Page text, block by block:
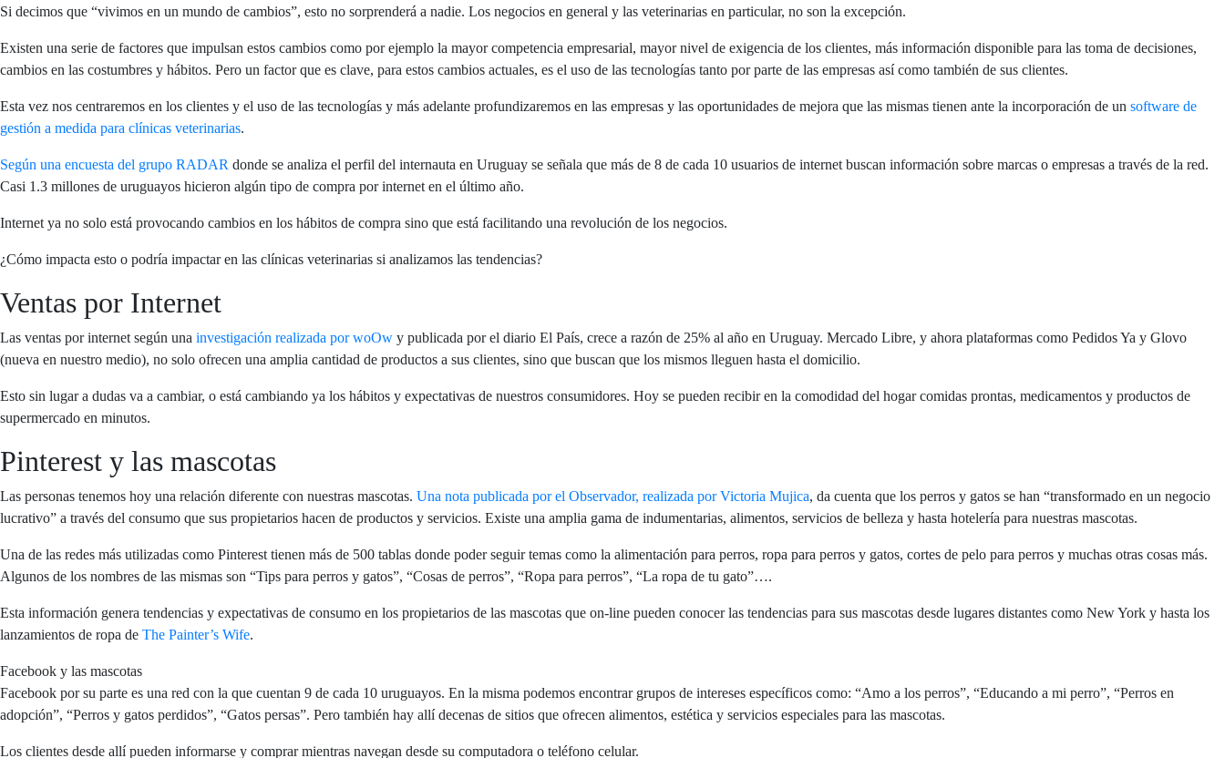
Si decimos que “vivimos en un mundo de cambios”, esto no sorprenderá a nadie. Los negocios en general y las veterinarias en particular, no son la excepción.
Existen una serie de factores que impulsan estos cambios como por ejemplo la mayor competencia empresarial, mayor nivel de exigencia de los clientes, más información disponible para las toma de decisiones,
cambios en las costumbres y hábitos. Pero un factor que es clave, para estos cambios actuales, es el uso de las tecnologías tanto por parte de las empresas así como también de sus clientes.
Esta vez nos centraremos en los clientes y el uso de las tecnologías y más adelante profundizaremos en las empresas y las oportunidades de mejora que las mismas tienen ante la incorporación de un software de
gestión a medida para clínicas veterinarias.
Según una encuesta del grupo RADAR donde se analiza el perfil del internauta en Uruguay se señala que más de 8 de cada 10 usuarios de internet buscan información sobre marcas o empresas a través de la red.
Casi 1.3 millones de uruguayos hicieron algún tipo de compra por internet en el último año.
Internet ya no solo está provocando cambios en los hábitos de compra sino que está facilitando una revolución de los negocios.
¿Cómo impacta esto o podría impactar en las clínicas veterinarias si analizamos las tendencias?
Ventas por Internet
Las ventas por internet según una investigación realizada por woOw y publicada por el diario El País, crece a razón de 25% al año en Uruguay. Mercado Libre, y ahora plataformas como Pedidos Ya y Glovo
(nueva en nuestro medio), no solo ofrecen una amplia cantidad de productos a sus clientes, sino que buscan que los mismos lleguen hasta el domicilio.
Esto sin lugar a dudas va a cambiar, o está cambiando ya los hábitos y expectativas de nuestros consumidores. Hoy se pueden recibir en la comodidad del hogar comidas prontas, medicamentos y productos de
supermercado en minutos.
Pinterest y las mascotas
Las personas tenemos hoy una relación diferente con nuestras mascotas. Una nota publicada por el Observador, realizada por Victoria Mujica, da cuenta que los perros y gatos se han “transformado en un negocio
lucrativo” a través del consumo que sus propietarios hacen de productos y servicios. Existe una amplia gama de indumentarias, alimentos, servicios de belleza y hasta hotelería para nuestras mascotas.
Una de las redes más utilizadas como Pinterest tienen más de 500 tablas donde poder seguir temas como la alimentación para perros, ropa para perros y gatos, cortes de pelo para perros y muchas otras cosas más.
Algunos de los nombres de las mismas son “Tips para perros y gatos”, “Cosas de perros”, “Ropa para perros”, “La ropa de tu gato”….
Esta información genera tendencias y expectativas de consumo en los propietarios de las mascotas que on-line pueden conocer las tendencias para sus mascotas desde lugares distantes como New York y hasta los
lanzamientos de ropa de The Painter’s Wife.
Facebook y las mascotas
Facebook por su parte es una red con la que cuentan 9 de cada 10 uruguayos. En la misma podemos encontrar grupos de intereses específicos como: “Amo a los perros”, “Educando a mi perro”, “Perros en
adopción”, “Perros y gatos perdidos”, “Gatos persas”. Pero también hay allí decenas de sitios que ofrecen alimentos, estética y servicios especiales para las mascotas.
Los clientes desde allí pueden informarse y comprar mientras navegan desde su computadora o teléfono celular.